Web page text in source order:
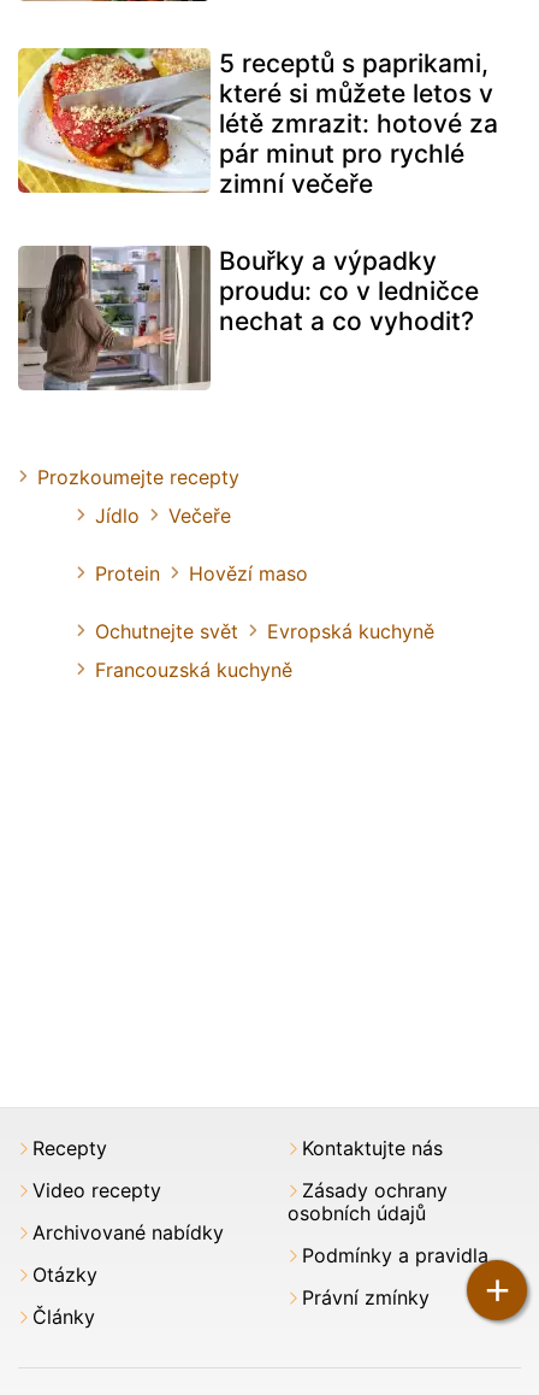
+
5 receptů s paprikami,
které si můžete letos v
létě zmrazit: hotové za
pár minut pro rychlé
zimní večeře
Bouřky a výpadky
proudu: co v ledničce
nechat a co vyhodit?
Prozkoumejte recepty
Jídlo
Večeře
Protein Hovězí maso
Ochutnejte svět
Evropská kuchyně
Francouzská kuchyně
Recepty
Video recepty
Archivované nabídky
Otázky
Články
Kontaktujte nás
Zásady ochrany
osobních údajů
Podmínky a pravidla
Právní zmínky